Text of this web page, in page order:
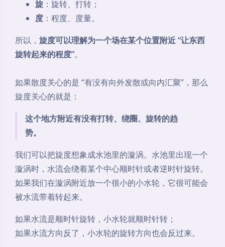
旋 ：旋转、打转；
度 ：程度、度量。
所以， 旋度可以理解为一个场在某个位置附近 “让东西
旋转起来的程度”。
如果散度关心的是 “有没有向外发散或向内汇聚”，那么
这个地方附近有没有打转、绕圈、旋转的趋